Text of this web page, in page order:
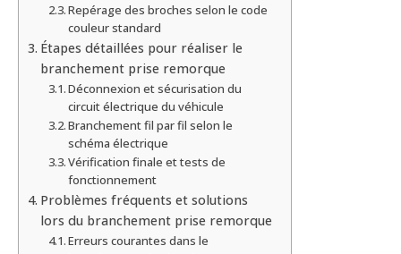
Repérage des broches selon le code
couleur standard
Étapes détaillées pour réaliser le
branchement prise remorque
Déconnexion et sécurisation du
circuit électrique du véhicule
Branchement fil par fil selon le
schéma électrique
Vérification finale et tests de
fonctionnement
Problèmes fréquents et solutions
lors du branchement prise remorque
Erreurs courantes dans le